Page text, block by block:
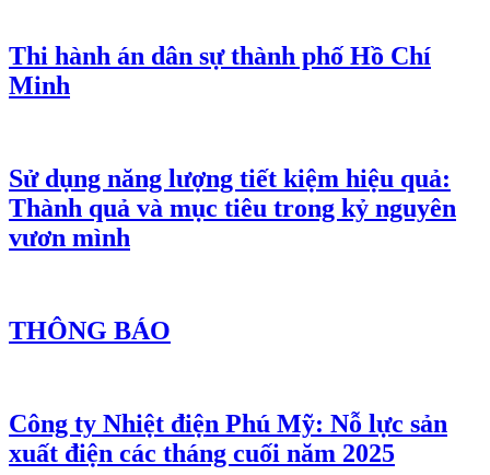
Thi hành án dân sự thành phố Hồ Chí
Minh
Sử dụng năng lượng tiết kiệm hiệu quả:
Thành quả và mục tiêu trong kỷ nguyên
vươn mình
THÔNG BÁO
Công ty Nhiệt điện Phú Mỹ: Nỗ lực sản
xuất điện các tháng cuối năm 2025